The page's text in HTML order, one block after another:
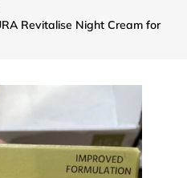
Revitalise Night Cream for